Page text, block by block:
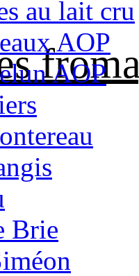
au lait cru
AOP
AOP
Brie